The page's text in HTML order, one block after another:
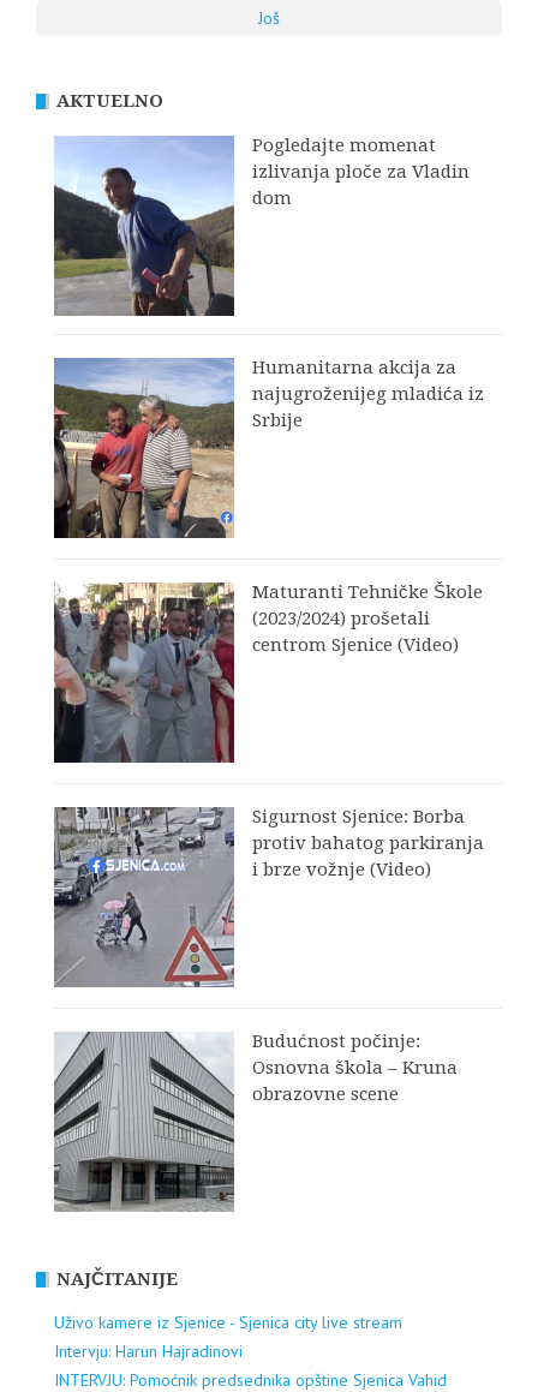
Još
AKTUELNO
Pogledajte momenat
izlivanja ploče za Vladin
dom
Humanitarna akcija za
najugroženijeg mladića iz
Srbije
Maturanti Tehničke Škole
(2023/2024) prošetali
centrom Sjenice (Video)
Sigurnost Sjenice: Borba
protiv bahatog parkiranja
i brze vožnje (Video)
Budućnost počinje:
Osnovna škola – Kruna
obrazovne scene
NAJČITANIJE
Uživo kamere iz Sjenice - Sjenica city live stream
Intervju: Harun Hajradinovi
INTERVJU: Pomoćnik predsednika opštine Sjenica Vahid